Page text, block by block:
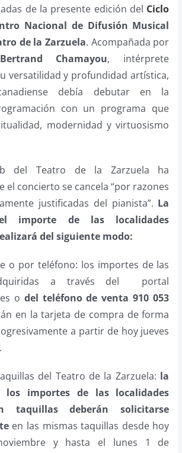
de la presente edición del Ciclo
Nacional de Difusión Musical
de la Zarzuela. Acompañada por
Bertrand Chamayou, intérprete
versatilidad y profundidad artística,
debía debutar en la
con un programa que
modernidad y virtuosismo
del Teatro de la Zarzuela ha
el concierto se cancela “por razones
justificadas del pianista”. La
importe de las localidades
del siguiente modo:
o por teléfono: los importes de las
a través del portal
o del teléfono de venta 910 053
en la tarjeta de compra de forma
a partir de hoy jueves
del Teatro de la Zarzuela: la
los importes de las localidades
taquillas deberán solicitarse
en las mismas taquillas desde hoy
y hasta el lunes 1 de